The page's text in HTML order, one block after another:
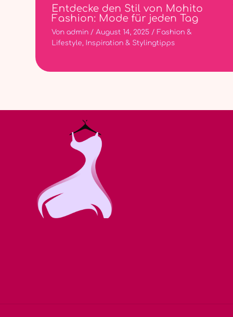
Entdecke den Stil von Mohito
Fashion: Mode für jeden Tag
Von admin / August 14, 2025 / Fashion &
Lifestyle, Inspiration & Stylingtipps